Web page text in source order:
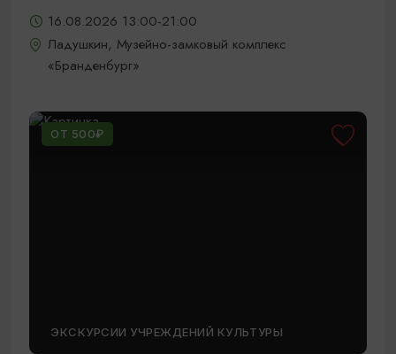
16.08.2026 13:00-21:00
Ладушкин, Музейно-замковый комплекс
«Бранденбург»
ОТ 500₽
ЭКСКУРСИИ УЧРЕЖДЕНИЙ КУЛЬТУРЫ